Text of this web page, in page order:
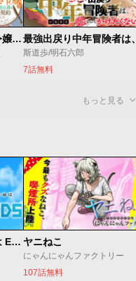
婚約破棄された飯炊き令嬢の私は冷酷公爵と専属契約しました～ですが胃袋を掴んだ結果、冷たかった公爵様がどんどん優しくなっています～
斯道歩/明石六郎
7話無料
もっと見る
魔法少女リリカルなのは EXCEEDS ヤニねこ
にゃんにゃんファクトリー
107話無料